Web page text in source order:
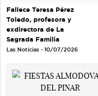
Fallece Teresa Pérez
Toledo, profesora y
exdirectora de La
Sagrada Familia
Las Noticias - 10/07/2026